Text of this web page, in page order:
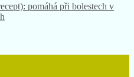
pomáhá při bolestech v